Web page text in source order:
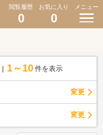
閲覧履歴
0
お気に入り
0
メニュー
1～10 件を表示
変更
変更